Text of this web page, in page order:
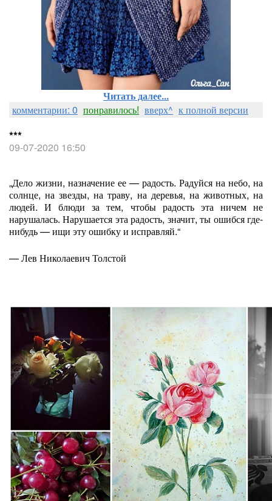
Читать далее...
комментарии: 0 понравилось! вверх^ к полной версии
***
09-07-2020 16:50
„Дело жизни, назначение ее — радость. Радуйся на небо, на
солнце, на звезды, на траву, на деревья, на животных, на
людей. И блюди за тем, чтобы радость эта ничем не
нарушалась. Нарушается эта радость, значит, ты ошибся где-
нибудь — ищи эту ошибку и исправляй.“
— Лев Николаевич Толстой